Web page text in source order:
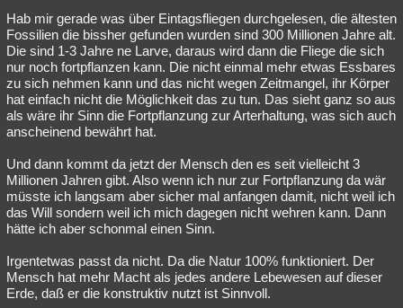
Hab mir gerade was über Eintagsfliegen durchgelesen, die ältesten
Fossilien die bissher gefunden wurden sind 300 Millionen Jahre alt.
Die sind 1-3 Jahre ne Larve, daraus wird dann die Fliege die sich
nur noch fortpflanzen kann. Die nicht einmal mehr etwas Essbares
zu sich nehmen kann und das nicht wegen Zeitmangel, ihr Körper
hat einfach nicht die Möglichkeit das zu tun. Das sieht ganz so aus
als wäre ihr Sinn die Fortpflanzung zur Arterhaltung, was sich auch
anscheinend bewährt hat.
Und dann kommt da jetzt der Mensch den es seit vielleicht 3
Millionen Jahren gibt. Also wenn ich nur zur Fortpflanzung da wär
müsste ich langsam aber sicher mal anfangen damit, nicht weil ich
das Will sondern weil ich mich dagegen nicht wehren kann. Dann
hätte ich aber schonmal einen Sinn.
Irgentetwas passt da nicht. Da die Natur 100% funktioniert. Der
Mensch hat mehr Macht als jedes andere Lebewesen auf dieser
Erde, daß er die konstruktiv nutzt ist Sinnvoll.